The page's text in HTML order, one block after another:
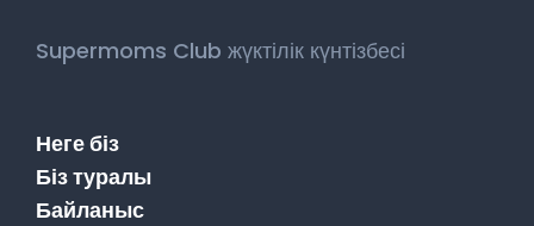
Supermoms Club жүктілік күнтізбесі
Неге біз
Біз туралы
Байланыс